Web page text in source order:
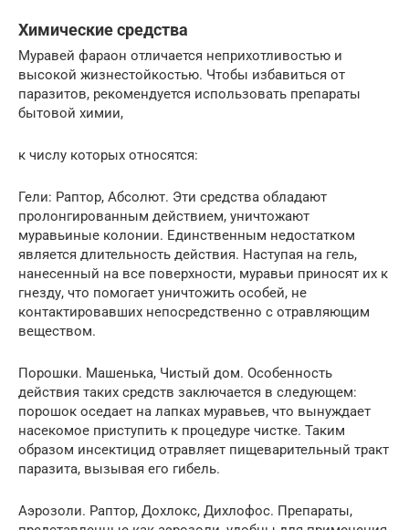
Химические средства
Муравей фараон отличается неприхотливостью и
высокой жизнестойкостью. Чтобы избавиться от
паразитов, рекомендуется использовать препараты
бытовой химии,
к числу которых относятся:
Гели: Раптор, Абсолют. Эти средства обладают
пролонгированным действием, уничтожают
муравьиные колонии. Единственным недостатком
является длительность действия. Наступая на гель,
нанесенный на все поверхности, муравьи приносят их к
гнезду, что помогает уничтожить особей, не
контактировавших непосредственно с отравляющим
веществом.
Порошки. Машенька, Чистый дом. Особенность
действия таких средств заключается в следующем:
порошок оседает на лапках муравьев, что вынуждает
насекомое приступить к процедуре чистке. Таким
образом инсектицид отравляет пищеварительный тракт
паразита, вызывая его гибель.
Аэрозоли. Раптор, Дохлокс, Дихлофос. Препараты,